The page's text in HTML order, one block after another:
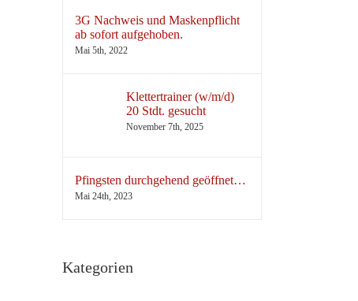
3G Nachweis und Maskenpflicht
ab sofort aufgehoben.
Mai 5th, 2022
Klettertrainer (w/m/d)
20 Stdt. gesucht
November 7th, 2025
Pfingsten durchgehend geöffnet…
Mai 24th, 2023
Kategorien